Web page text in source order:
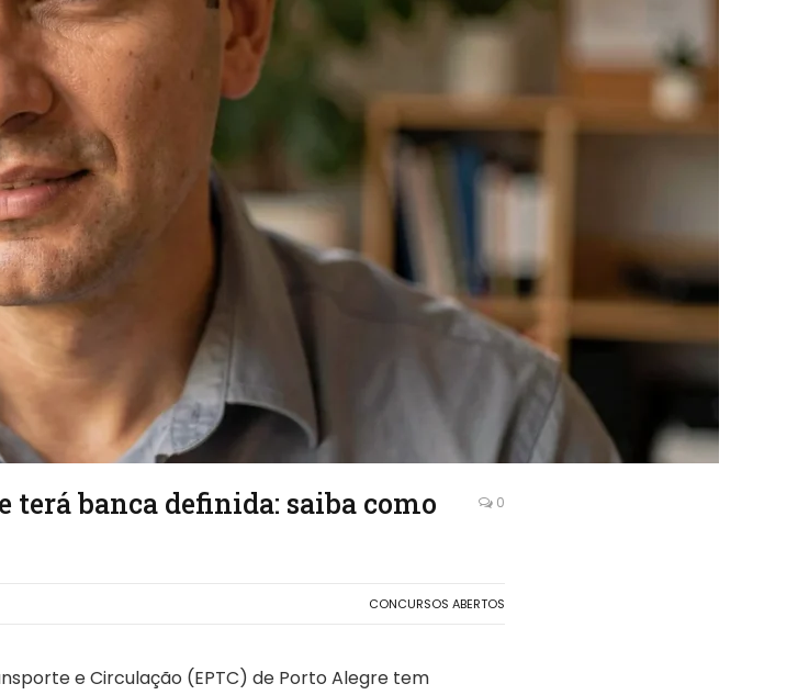
terá banca definida: saiba como
0
CONCURSOS ABERTOS
e Circulação (EPTC) de Porto Alegre tem